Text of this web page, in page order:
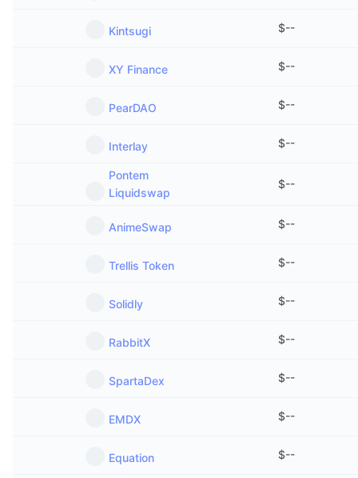
Kintsugi $--
XY Finance $--
PearDAO $--
Interlay $--
Pontem
Liquidswap
$--
AnimeSwap $--
Trellis Token $--
Solidly $--
RabbitX $--
SpartaDex $--
EMDX $--
Equation $--